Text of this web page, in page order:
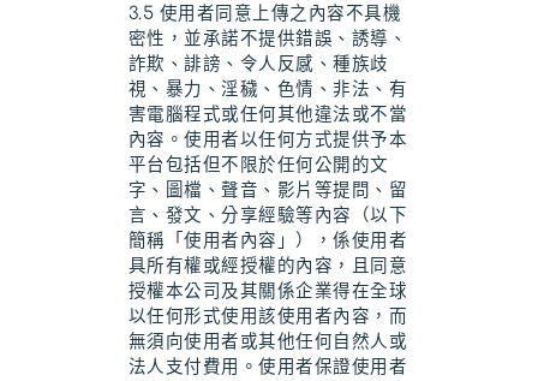
3.5 使用者同意上傳之內容不具機
密性，並承諾不提供錯誤、誘導、
詐欺、誹謗、令人反感、種族歧
視、暴力、淫穢、色情、非法、有
害電腦程式或任何其他違法或不當
內容。使用者以任何方式提供予本
平台包括但不限於任何公開的文
字、圖檔、聲音、影片等提問、留
言、發文、分享經驗等內容（以下
簡稱「使用者內容」），係使用者
具所有權或經授權的內容，且同意
授權本公司及其關係企業得在全球
以任何形式使用該使用者內容，而
無須向使用者或其他任何自然人或
法人支付費用。使用者保證使用者